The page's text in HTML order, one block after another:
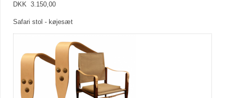
DKK 3.150,00
Safari stol - køjesæt